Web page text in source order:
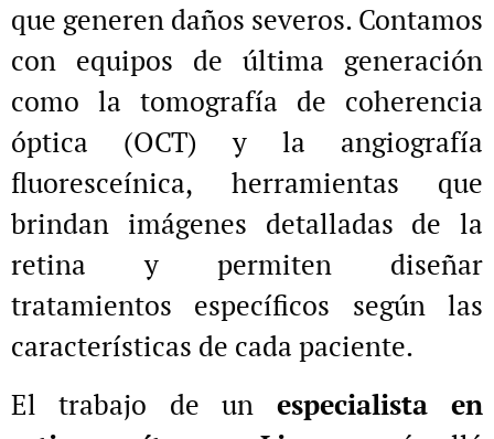
que generen daños severos. Contamos
con equipos de última generación
como la tomografía de coherencia
óptica (OCT) y la angiografía
fluoresceínica, herramientas que
brindan imágenes detalladas de la
retina y permiten diseñar
tratamientos específicos según las
características de cada paciente.
El trabajo de un especialista en